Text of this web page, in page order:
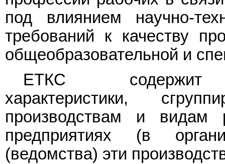
под влиянием научно-
требований к качеству
общеобразовательной и
ЕТКС содержит
характеристики,
производствам и видам
предприятиях (в
(ведомства) эти